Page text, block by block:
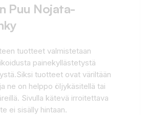
Puu Nojata-
tuotteet valmistetaan
painekyllästetystä
tuotteet ovat väriltään
ne on helppo öljykäsitellä tai
Sivulla kätevä irroitettava
ei sisälly hintaan.